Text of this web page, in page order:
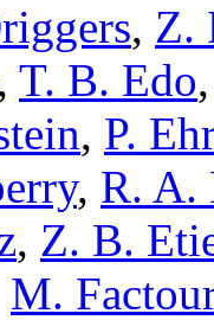
, Z.
T. B. Edo
, P.
, R. A.
, Z. B.
M.